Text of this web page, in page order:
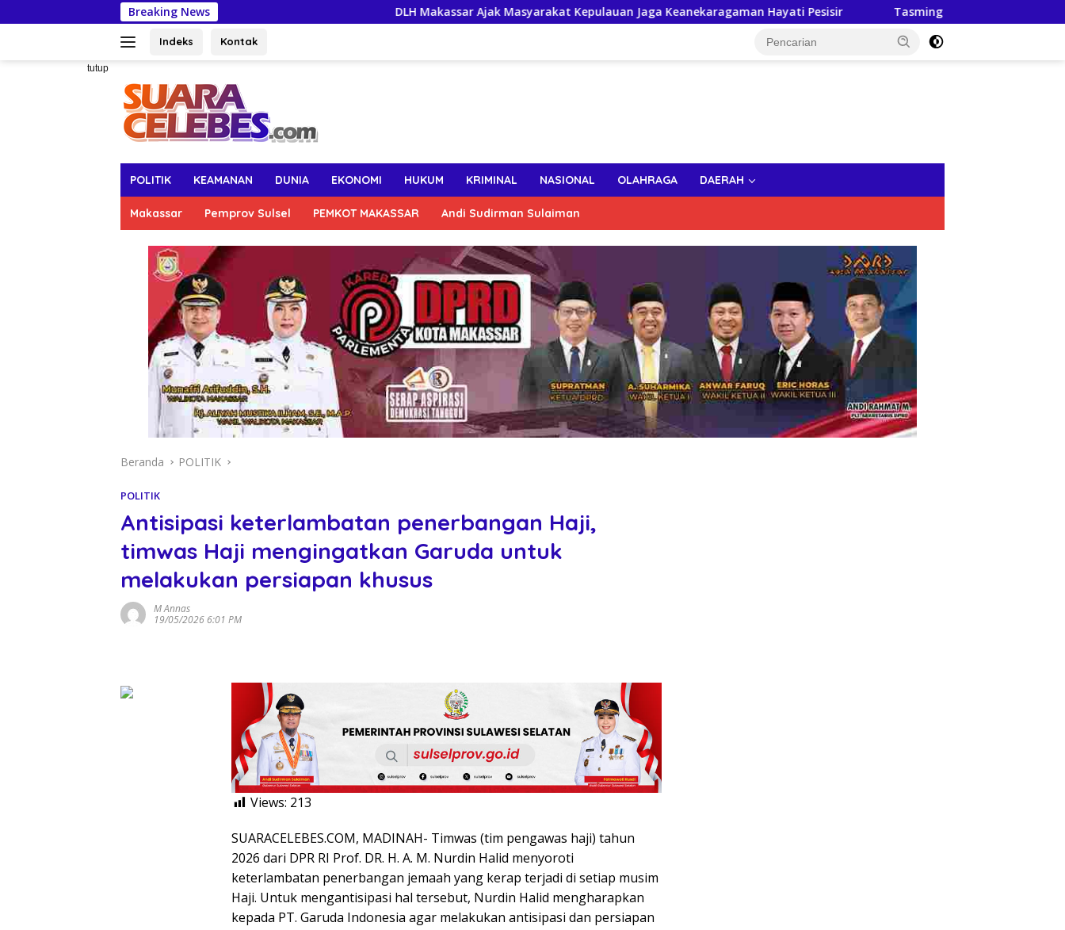
ke
Breaking News DLH Makassar Ajak Masyarakat Kepulauan Jaga Keanekaragaman Hayati Pesisir Tasming Hamid Dorong Peningkatan
Indeks Kontak
tutup
POLITIK KEAMANAN DUNIA EKONOMI HUKUM KRIMINAL NASIONAL OLAHRAGA DAERAH
Makassar Pemprov Sulsel PEMKOT MAKASSAR Andi Sudirman Sulaiman
Beranda POLITIK
POLITIK
Antisipasi keterlambatan penerbangan Haji,
timwas Haji mengingatkan Garuda untuk
melakukan persiapan khusus
M Annas
19/05/2026 6:01 PM
Views: 213
SUARACELEBES.COM, MADINAH- Timwas (tim pengawas haji) tahun
2026 dari DPR RI Prof. DR. H. A. M. Nurdin Halid menyoroti
keterlambatan penerbangan jemaah yang kerap terjadi di setiap musim
Haji. Untuk mengantisipasi hal tersebut, Nurdin Halid mengharapkan
kepada PT. Garuda Indonesia agar melakukan antisipasi dan persiapan